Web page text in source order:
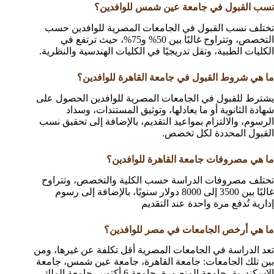
نسب القبول في جامعة عين شمس للوافدين؟
تختلف نسب القبول في الجامعات المصرية للوافدين حسب
التخصص، وتتراوح غالبًا بين 50% و75%، حيث ترتفع في
الكليات الطبية، وتقل تدريجيًا في الكليات الهندسية والنظرية.
ما هي شروط القبول في جامعة القاهرة للوافدين؟
يشترط للقبول في الجامعات المصرية للوافدين الحصول على
شهادة الثانوية أو ما يعادلها، وتوثيق المستندات، وسداد
الرسوم، والالتزام بمواعيد التقديم، بالإضافة إلى تحقيق نسب
القبول المحددة لكل تخصص.
ما هي مصروفات جامعة القاهرة للوافدين؟
تختلف مصروفات الدراسة حسب الكلية والتخصص، وتتراوح
غالبًا بين 3500 إلى 8000 دولار سنويًا، بالإضافة إلى رسوم
إدارية تُدفع مرة واحدة عند التقديم
ما هي أرخص الجامعات في مصر للوافدين؟
تعد الدراسة في الجامعات المصرية أقل تكلفة عن غيرها، ومن
بين تلك الجامعات: جامعة القاهرة، جامعة عين شمس، جامعة